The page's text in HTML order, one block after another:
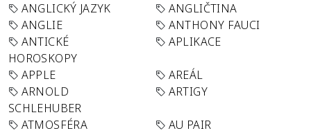
ANGLICKÝ JAZYK
ANGLIČTINA
ANGLIE
ANTHONY FAUCI
ANTICKÉ
HOROSKOPY
APLIKACE
APPLE
AREÁL
ARNOLD
SCHLEHUBER
ARTIGY
ATMOSFÉRA
AU PAIR